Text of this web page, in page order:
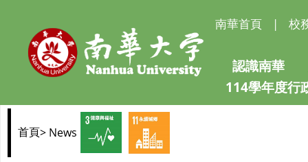
首頁> News
南華首頁 | 校
認識南華
114學年度行